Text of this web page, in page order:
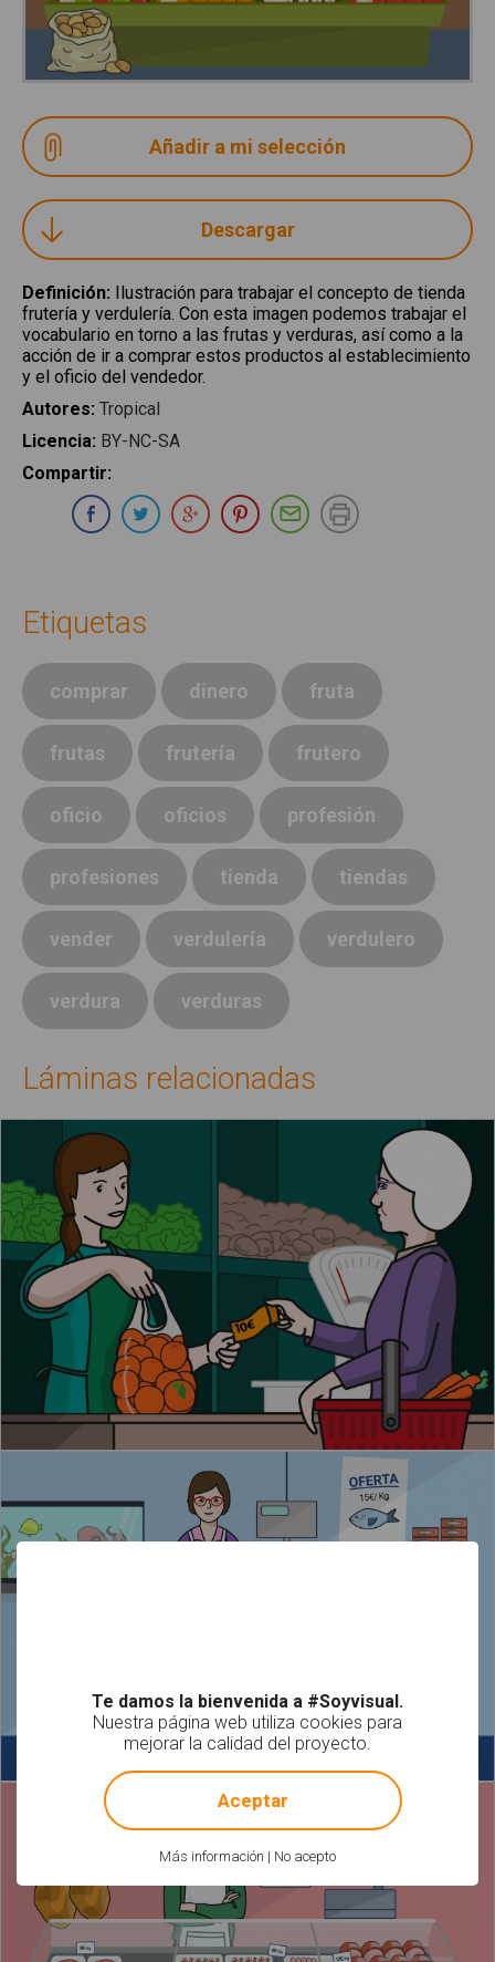
Descargar
Definición:
Ilustración para trabajar el concepto de tienda
frutería y verdulería. Con esta imagen podemos trabajar el
vocabulario en torno a las frutas y verduras, así como a la
acción de ir a comprar estos productos al establecimiento
y el oficio del vendedor.
Autores: Tropical
Licencia: BY-NC-SA
Compartir:
Compartir en Whatsapp
Compartir en Facebook
Compartir en Twitter
Compartir en Google Plus
Compartir en Pinterest
Compartir por E-
Etiquetas
comprar dinero fruta
frutas frutería frutero
oficio oficios profesión
profesiones tienda tiendas
vender verdulería verdulero
verdura verduras
Láminas relacionadas
Te damos la bienvenida a #Soyvisual.
Nuestra página web utiliza cookies para
mejorar la calidad del proyecto.
Más información | No acepto
! Not valid!
Aceptar